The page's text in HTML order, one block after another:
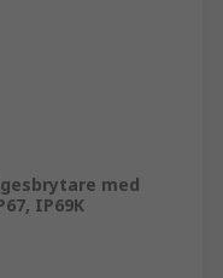
med
IP69K